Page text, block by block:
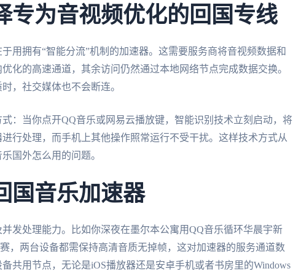
专为音视频优化的回国专线
用拥有“智能分流”机制的加速器。这需要服务商将音视频数据和
的高速通道，其余访问仍然通过本地网络节点完成数据交换。
，社交媒体也不会断连。
：当你点开QQ音乐或网易云播放键，智能识别技术立刻启动，将
行处理，而手机上其他操作照常运行不受干扰。这样技术方式从
国外怎么用的问题。
国音乐加速器
发处理能力。比如你深夜在墨尔本公寓用QQ音乐循环华晨宇新
，两台设备都需保持高清音质无掉帧，这对加速器的服务通道数
共用节点，无论是iOS播放器还是安卓手机或者书房里的Windows